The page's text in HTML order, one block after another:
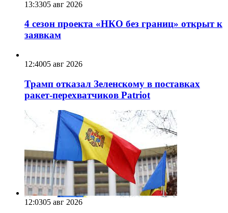
13:3305 авг 2026
4 сезон проекта «НКО без границ» открыт к
заявкам
12:4005 авг 2026
Трамп отказал Зеленскому в поставках
ракет-перехватчиков Patriot
12:0305 авг 2026